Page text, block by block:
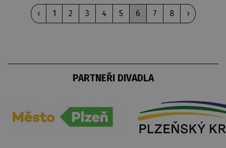
‹ 1 2 3 4 5 6 7 8 ›
PARTNEŘI DIVADLA